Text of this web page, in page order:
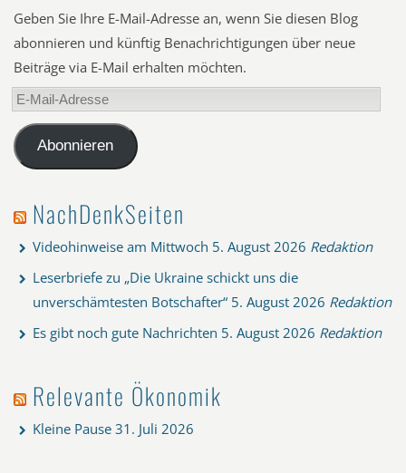
Geben Sie Ihre E-Mail-Adresse an, wenn Sie diesen Blog
abonnieren und künftig Benachrichtigungen über neue
Beiträge via E-Mail erhalten möchten.
E-
Mail-
AdresseAbonnieren
NachDenkSeiten
Videohinweise am Mittwoch 5. August 2026 Redaktion
Leserbriefe zu „Die Ukraine schickt uns die
unverschämtesten Botschafter“ 5. August 2026 Redaktion
Es gibt noch gute Nachrichten 5. August 2026 Redaktion
Relevante Ökonomik
Kleine Pause 31. Juli 2026